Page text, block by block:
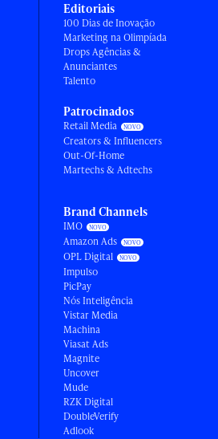
Editoriais
100 Dias de Inovação
Marketing na Olimpíada
Drops Agências &
Anunciantes
Talento
Patrocinados
Retail Media
Creators & Influencers
Out-Of-Home
Martechs & Adtechs
Brand Channels
IMO
Amazon Ads
OPL Digital
Impulso
PicPay
Nós Inteligência
Vistar Media
Machina
Viasat Ads
Magnite
Uncover
Mude
RZK Digital
DoubleVerify
Adlook